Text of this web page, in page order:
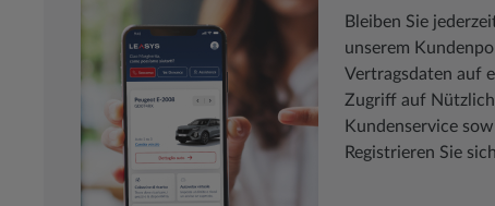
Bleiben Sie
unserem
Vertragsdaten auf
Zugriff auf
Kundenservice
Registrieren Sie